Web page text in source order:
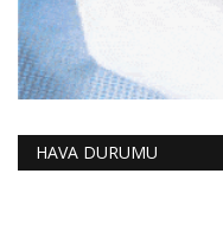
HAVA DURUMU